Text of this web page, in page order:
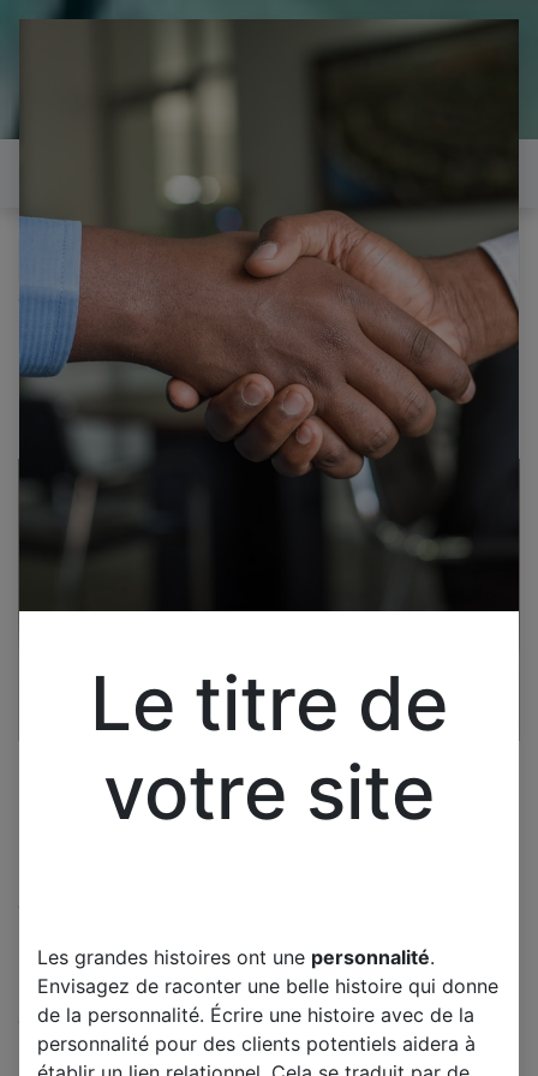
il est temps de
réparer...Electronique 66 est
heureux de vous aider
Tous les produits
PANASONIC TH-50PZ800E CARTE BUFFER
PANASONIC TH-50PZ800E
CARTE BUFFER
(0 avis)
Offre :45,00€
Le titre de
votre site
Les grandes histoires ont une personnalité.
Envisagez de raconter une belle histoire qui donne
de la personnalité. Écrire une histoire avec de la
personnalité pour des clients potentiels aidera à